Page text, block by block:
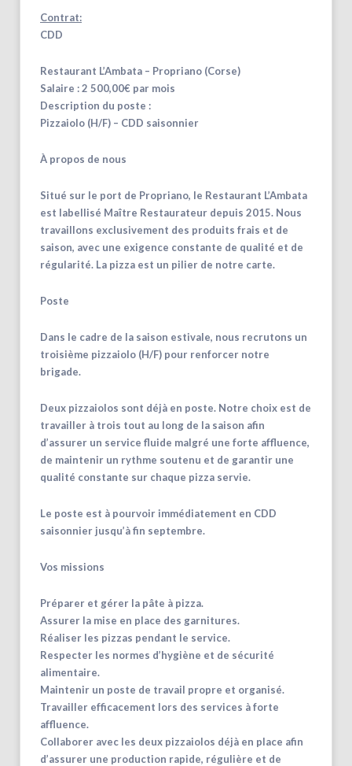
Contrat:
CDD
Restaurant L’Ambata – Propriano (Corse)
Salaire : 2 500,00€ par mois
Description du poste :
Pizzaiolo (H/F) – CDD saisonnier
À propos de nous
Situé sur le port de Propriano, le Restaurant L’Ambata
est labellisé Maître Restaurateur depuis 2015. Nous
travaillons exclusivement des produits frais et de
saison, avec une exigence constante de qualité et de
régularité. La pizza est un pilier de notre carte.
Poste
Dans le cadre de la saison estivale, nous recrutons un
troisième pizzaiolo (H/F) pour renforcer notre
brigade.
Deux pizzaiolos sont déjà en poste. Notre choix est de
travailler à trois tout au long de la saison afin
d’assurer un service fluide malgré une forte affluence,
de maintenir un rythme soutenu et de garantir une
qualité constante sur chaque pizza servie.
Le poste est à pourvoir immédiatement en CDD
saisonnier jusqu’à fin septembre.
Vos missions
Préparer et gérer la pâte à pizza.
Assurer la mise en place des garnitures.
Réaliser les pizzas pendant le service.
Respecter les normes d’hygiène et de sécurité
alimentaire.
Maintenir un poste de travail propre et organisé.
Travailler efficacement lors des services à forte
affluence.
Collaborer avec les deux pizzaiolos déjà en place afin
d’assurer une production rapide, régulière et de